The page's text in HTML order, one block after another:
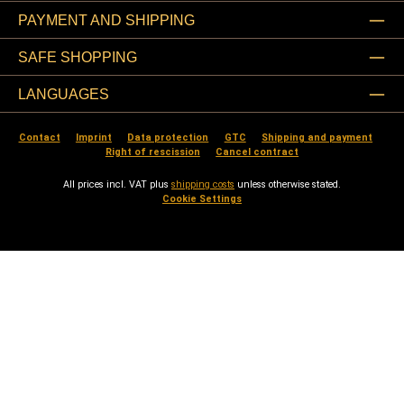
PAYMENT AND SHIPPING
SAFE SHOPPING
LANGUAGES
Contact Imprint Data protection GTC
Shipping and payment
Right of rescission
Cancel contract
All prices incl. VAT plus shipping costs unless otherwise stated.
Cookie Settings